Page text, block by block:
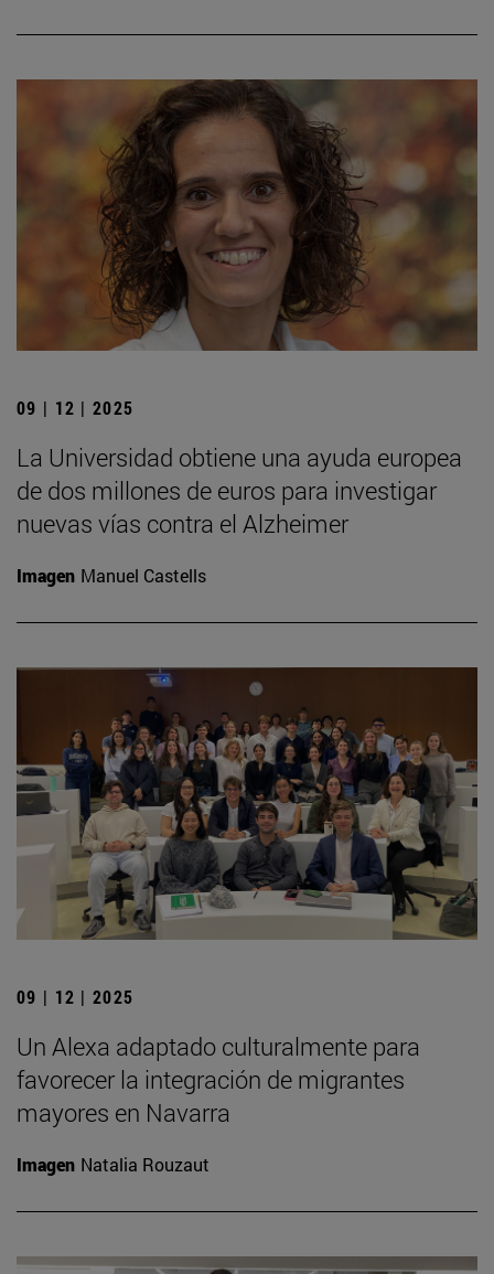
09 | 12 | 2025
La Universidad obtiene una ayuda europea
de dos millones de euros para investigar
nuevas vías contra el Alzheimer
Imagen Manuel Castells
09 | 12 | 2025
Un Alexa adaptado culturalmente para
favorecer la integración de migrantes
mayores en Navarra
Imagen Natalia Rouzaut